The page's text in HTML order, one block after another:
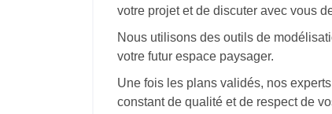
votre projet et de discuter avec vous
Nous utilisons des outils de
votre futur espace paysager.
Une fois les plans validés, nos
constant de qualité et de respect de